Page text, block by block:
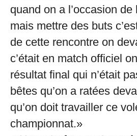
quand on a l’occasion
mais mettre des buts
de cette rencontre on
c’était en match officiel
résultat final qui n’était
bêtes qu’on a ratées
qu’on doit travailler ce
championnat.»